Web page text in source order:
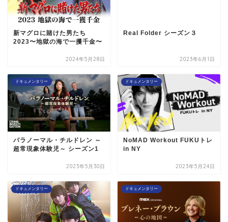
新マグロに賭けた男たち
2023〜地獄の海で一攫千金〜
2024年5月28日
Real Folder シーズン３
2023年6月1日
ドキュメンタリー
パラノーマル・チルドレン ～
超常現象体験児～ シーズン1
2023年5月30日
ドキュメンタリー
NoMAD Workout FUKUトレ
in NY
2023年5月24日
ドキュメンタリー ドキュメンタリー